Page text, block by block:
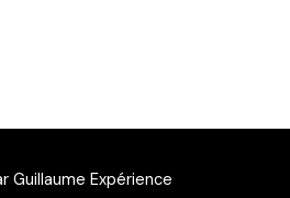
Guillaume Expérience